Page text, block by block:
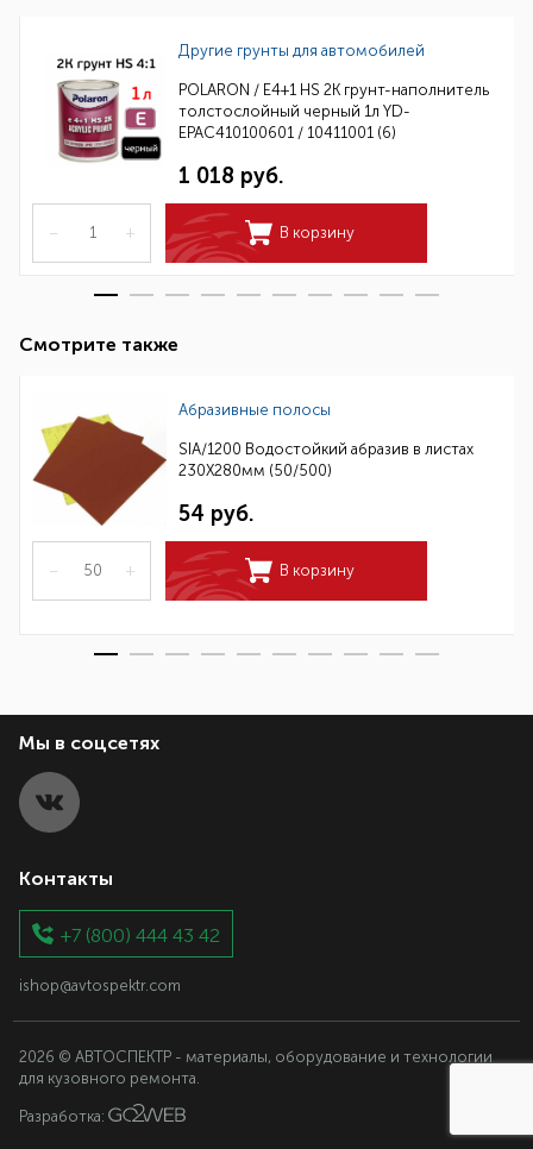
Другие грунты для автомобилей
POLARON / E4+1 HS 2K грунт-наполнитель
толстослойный черный 1л YD-
EPAC410100601 / 10411001 (6)
1 018 руб.
– + В корзину
Смотрите также
Абразивные полосы
SIA/1200 Водостойкий абразив в листах
230Х280мм (50/500)
54 руб.
– + В корзину
Мы в соцсетях
Контакты
+7 (800) 444 43 42
ishop@avtospektr.com
2026 © АВТОСПЕКТР - материалы, оборудование и технологии
для кузовного ремонта.
Разработка: